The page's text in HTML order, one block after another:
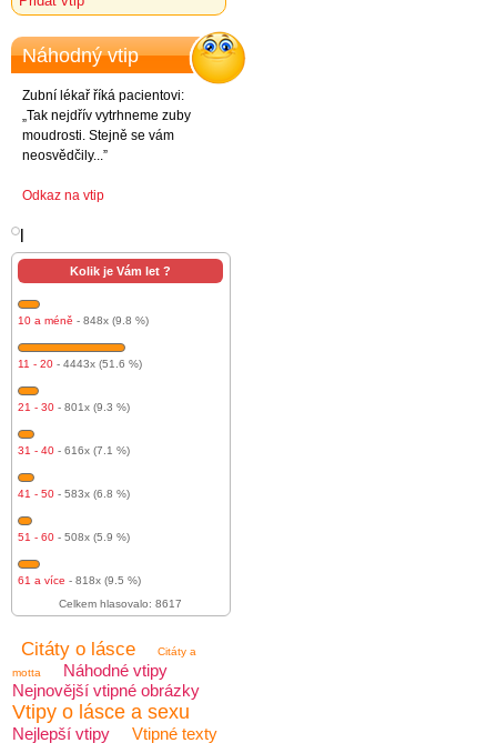
Náhodný vtip
Zubní lékař říká pacientovi:
„Tak nejdřív vytrhneme zuby
moudrosti. Stejně se vám
neosvědčily...”
Odkaz na vtip
Kolik je Vám let ?
10 a méně - 848x (9.8 %)
11 - 20 - 4443x (51.6 %)
21 - 30 - 801x (9.3 %)
31 - 40 - 616x (7.1 %)
41 - 50 - 583x (6.8 %)
51 - 60 - 508x (5.9 %)
61 a více - 818x (9.5 %)
Celkem hlasovalo: 8617
Citáty o lásce
Citáty a
motta
Náhodné vtipy
Nejnovější vtipné obrázky
Vtipy o lásce a sexu
Nejlepší vtipy Vtipné texty